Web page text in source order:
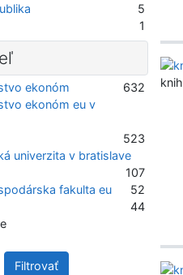
5
1
ekonóm
632
ekonóm eu v
523
univerzita v bratislave
107
fakulta eu
52
44
Filtrovať